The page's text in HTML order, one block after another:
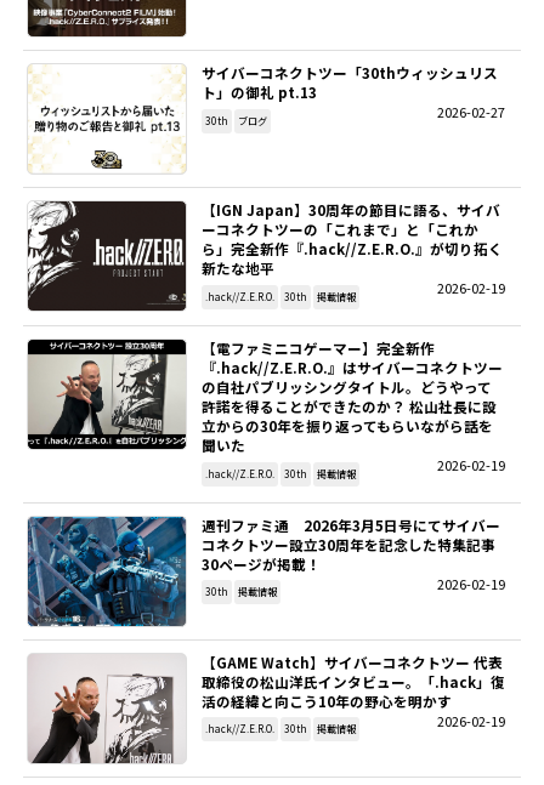
サイバーコネクトツー「30thウィッシュリス
ト」の御礼 pt.13
2026-02-27
30th ブログ
【IGN Japan】30周年の節目に語る、サイバ
ーコネクトツーの「これまで」と「これか
ら」――完全新作『.hack//Z.E.R.O.』が切り拓く
新たな地平
2026-02-19
.hack//Z.E.R.O. 30th 掲載情報
【電ファミニコゲーマー】完全新作
『.hack//Z.E.R.O.』はサイバーコネクトツー
の自社パブリッシングタイトル。どうやって
許諾を得ることができたのか？ 松山社長に設
立からの30年を振り返ってもらいながら話を
聞いた
2026-02-19
.hack//Z.E.R.O. 30th 掲載情報
週刊ファミ通 2026年3月5日号にてサイバー
コネクトツー設立30周年を記念した特集記事
30ページが掲載！
2026-02-19
30th 掲載情報
【GAME Watch】サイバーコネクトツー 代表
取締役の松山洋氏インタビュー。「.hack」復
活の経緯と向こう10年の野心を明かす
2026-02-19
.hack//Z.E.R.O. 30th 掲載情報